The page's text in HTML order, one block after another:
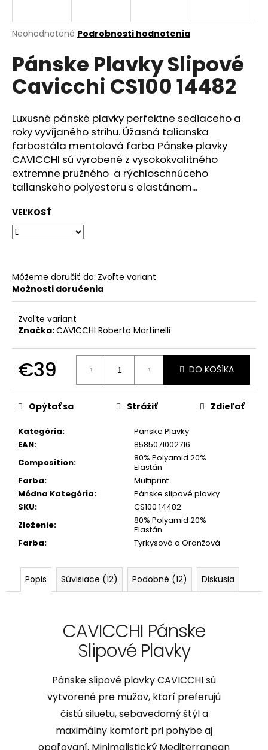
Priemerné
produktu
je
0,0
z
hviezdičiek.
Neohodnotené Podrobnosti hodnotenia
Pánske Plavky Slipové
Cavicchi CS100 14482
Luxusné pánské plavky perfektne sediaceho a
roky vyvíjaného strihu. Úžasná talianska
farbostála mentolová farba Pánske plavky
CAVICCHI sú vyrobené z vysokokvalitného
extremne pružného a rýchloschnúceho
talianskeho polyesteru s elastánom...
VEĽKOSŤ
Môžeme doručiť do: Zvoľte variant
Možnosti doručenia
Zvoľte variant
Značka:CAVICCHI Roberto Martinelli
€39
cena:
DO KOŠÍKA
Kategória:
Pánske Plavky
EAN:
8585071002716
Composition:
80% Polyamid 20%
Elastán
Farba:
Multiprint
Módna Kategória:
Pánske slipové plavky
SKU:
CS100 14482
Zloženie:
80% Polyamid 20%
Elastán
Farba: Tyrkysová a Oranžová
Opýtať sa Strážiť Zdieľať
Popis Súvisiace (12) Podobné (12) Diskusia
CAVICCHI Pánske
Slipové Plavky
Pánske slipové plavky CAVICCHI sú
vytvorené pre mužov, ktorí preferujú
čistú siluetu, sebavedomý štýl a
maximálny komfort pri pohybe aj
opaľovaní. Minimalistický Mediterranean
j
ť
?
HĽADAŤ
O
p
o
r
č
a
m